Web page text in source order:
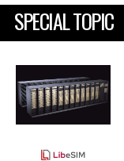
SPECIAL TOPIC